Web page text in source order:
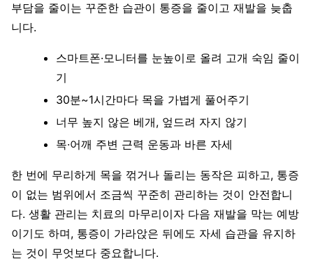
부담을 줄이는 꾸준한 습관이 통증을 줄이고 재발을 늦춥
니다.
스마트폰·모니터를 눈높이로 올려 고개 숙임 줄이
기
30분~1시간마다 목을 가볍게 풀어주기
너무 높지 않은 베개, 엎드려 자지 않기
목·어깨 주변 근력 운동과 바른 자세
한 번에 무리하게 목을 꺾거나 돌리는 동작은 피하고, 통증
이 없는 범위에서 조금씩 꾸준히 관리하는 것이 안전합니
다. 생활 관리는 치료의 마무리이자 다음 재발을 막는 예방
이기도 하며, 통증이 가라앉은 뒤에도 자세 습관을 유지하
는 것이 무엇보다 중요합니다.